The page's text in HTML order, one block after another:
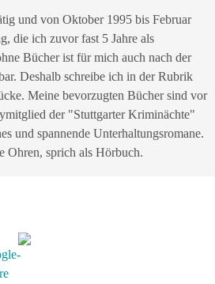
und von Oktober 1995 bis Februar
die ich zuvor fast 5 Jahre als
Bücher ist für mich auch nach der
Deshalb schreibe ich in der Rubrik
Meine bevorzugten Bücher sind vor
der "Stuttgarter Kriminächte"
und spannende Unterhaltungsromane.
Ohren, sprich als Hörbuch.